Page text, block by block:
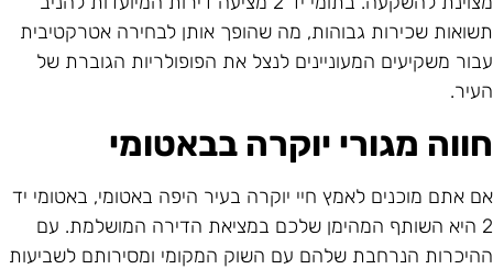
שכירות גבוהות, מה שהופך אותן לבחירה אטרקטיבית
משקיעים המעוניינים לנצל את הפופולריות הגוברת של
מגורי יוקרה בבאטומי
אתם מוכנים לאמץ חיי יוקרה בעיר היפה באטומי, באטומי יד
2 היא השותף המהימן שלכם במציאת הדירה המושלמת. עם
הנרחבת שלהם עם השוק המקומי ומסירותם לשביעות